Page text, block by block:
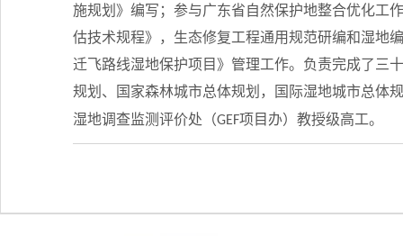
施规划》编写；参与广东省自然保护地整合优化工
估技术规程》，生态修复工程通用规范研编和湿地
迁飞路线湿地保护项目》管理工作。负责完成了三
规划、国家森林城市总体规划，国际湿地城市总体
湿地调查监测评价处（GEF项目办）教授级高工。